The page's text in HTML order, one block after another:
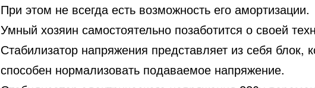
При этом не всегда есть возможность его амортизации.
Умный хозяин самостоятельно позаботится о своей
Стабилизатор напряжения представляет из себя блок,
способен нормализовать подаваемое напряжение.